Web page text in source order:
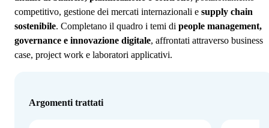
competitivo, gestione dei mercati internazionali e supply chain
sostenibile. Completano il quadro i temi di people management,
governance e innovazione digitale, affrontati attraverso business
case, project work e laboratori applicativi.
Argomenti trattati